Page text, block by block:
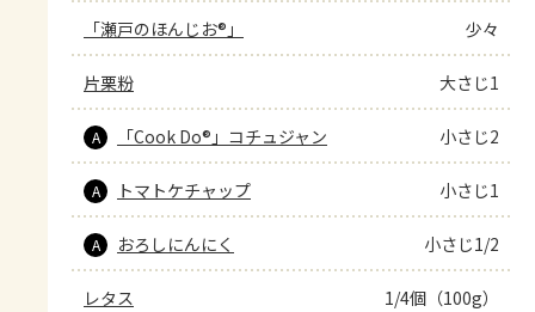
「瀬戸のほんじお®」 少々
片栗粉 大さじ1
A 「Cook Do®」コチュジャン 小さじ2
A トマトケチャップ 小さじ1
A おろしにんにく 小さじ1/2
レタス 1/4個（100g）